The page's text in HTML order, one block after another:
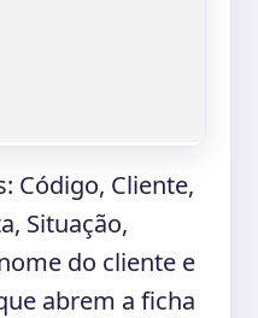
Código, Cliente,
Situação,
do cliente e
abrem a ficha